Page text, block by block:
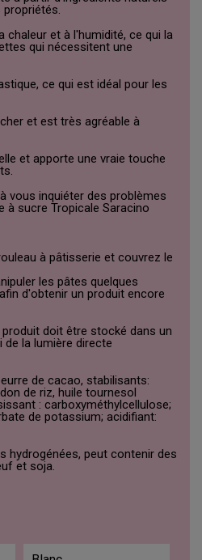
chaleur et à l'humidité, ce qui la
qui nécessitent une
ce qui est idéal pour les
et est très agréable à
et apporte une vraie touche
vous inquiéter des problèmes
à sucre Tropicale Saracino
à pâtisserie et couvrez le
les pâtes quelques
d'obtenir un produit encore
doit être stocké dans un
la lumière directe
de cacao, stabilisants:
de riz, huile tournesol
: carboxyméthylcellulose;
de potassium; acidifiant:
hydrogénées, peut contenir des
et soja.